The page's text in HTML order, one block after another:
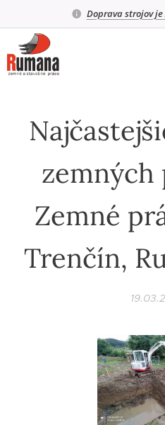
Doprava strojov
zemných
Zemné
Trenčín,